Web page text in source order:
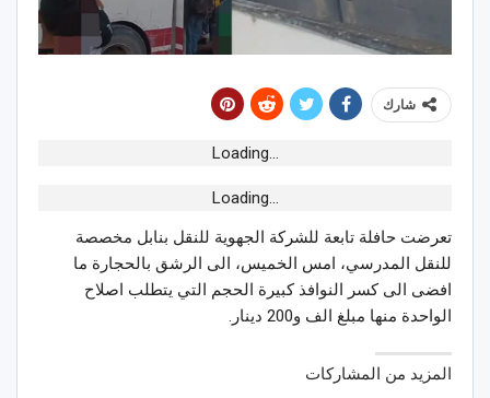
شارك
Loading...
Loading...
تعرضت حافلة تابعة للشركة الجهوية للنقل بنابل مخصصة
للنقل المدرسي، امس الخميس، الى الرشق بالحجارة ما
افضى الى كسر النوافذ كبيرة الحجم التي يتطلب اصلاح
الواحدة منها مبلغ الف و200 دينار.
المزيد من المشاركات